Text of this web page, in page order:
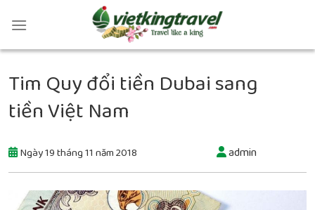
Tim Quy đổi tiền Dubai sang
tiền Việt Nam
Ngày 19 tháng 11 năm 2018 admin